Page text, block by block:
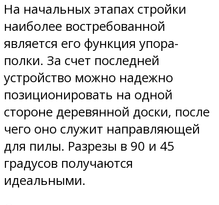
На начальных этапах стройки
наиболее востребованной
является его функция упора-
полки. За счет последней
устройство можно надежно
позиционировать на одной
стороне деревянной доски, после
чего оно служит направляющей
для пилы. Разрезы в 90 и 45
градусов получаются
идеальными.